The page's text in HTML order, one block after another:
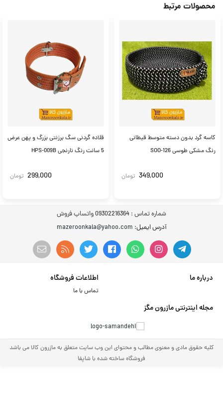
محصولات مرتبط
کاسه گرد بدون دسته متوسط قیطانی
رنگ مشکی طوسی SOO-126
349,000 تومان
قلاده گردنی سگ برزنتی بزرگ و پهن عرض
5 سانت رنگ نارنجی HPS-009B
299,000 تومان
شماره تماس : 09302216364 واتساپ فروش
آدرس ایمیل: mazeroonkala@yahoo.com
درباره ما اطلاعات فروشگاه
تماس با ما
مجله اینترنتی مازرون مگز
کلیه حقوق مادی و معنوی مطالب و محتوای این وب سایت متعلق به مازرون کالا می باشد
فروشگاه ساخته شده با شاپفا